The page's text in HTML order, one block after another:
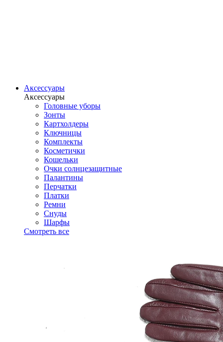
Аксессуары
Аксессуары
Головные уборы
Зонты
Картхолдеры
Ключницы
Комплекты
Косметички
Кошельки
Очки солнцезащитные
Палантины
Перчатки
Платки
Ремни
Снуды
Шарфы
Смотреть все